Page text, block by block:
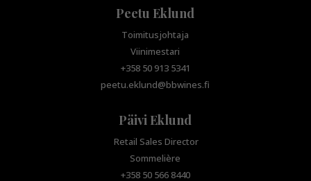
Peetu Eklund
Toimitusjohtaja
Viinimestari
+358 50 913 5341
peetu.eklund@bbwines.fi
Päivi Eklund
Retail Sales Director
Sommelière
+358 50 566 8440